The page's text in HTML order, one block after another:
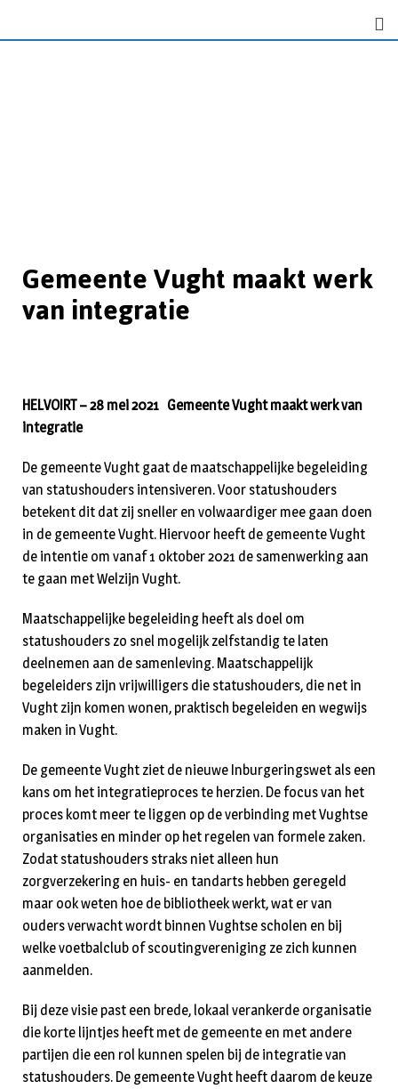
Gemeente Vught maakt werk
van integratie
HELVOIRT – 28 mei 2021 Gemeente Vught maakt werk van
integratie
De gemeente Vught gaat de maatschappelijke begeleiding
van statushouders intensiveren. Voor statushouders
betekent dit dat zij sneller en volwaardiger mee gaan doen
in de gemeente Vught. Hiervoor heeft de gemeente Vught
de intentie om vanaf 1 oktober 2021 de samenwerking aan
te gaan met Welzijn Vught.
Maatschappelijke begeleiding heeft als doel om
statushouders zo snel mogelijk zelfstandig te laten
deelnemen aan de samenleving. Maatschappelijk
begeleiders zijn vrijwilligers die statushouders, die net in
Vught zijn komen wonen, praktisch begeleiden en wegwijs
maken in Vught.
De gemeente Vught ziet de nieuwe Inburgeringswet als een
kans om het integratieproces te herzien. De focus van het
proces komt meer te liggen op de verbinding met Vughtse
organisaties en minder op het regelen van formele zaken.
Zodat statushouders straks niet alleen hun
zorgverzekering en huis- en tandarts hebben geregeld
maar ook weten hoe de bibliotheek werkt, wat er van
ouders verwacht wordt binnen Vughtse scholen en bij
welke voetbalclub of scoutingvereniging ze zich kunnen
aanmelden.
Bij deze visie past een brede, lokaal verankerde organisatie
die korte lijntjes heeft met de gemeente en met andere
partijen die een rol kunnen spelen bij de integratie van
statushouders. De gemeente Vught heeft daarom de keuze